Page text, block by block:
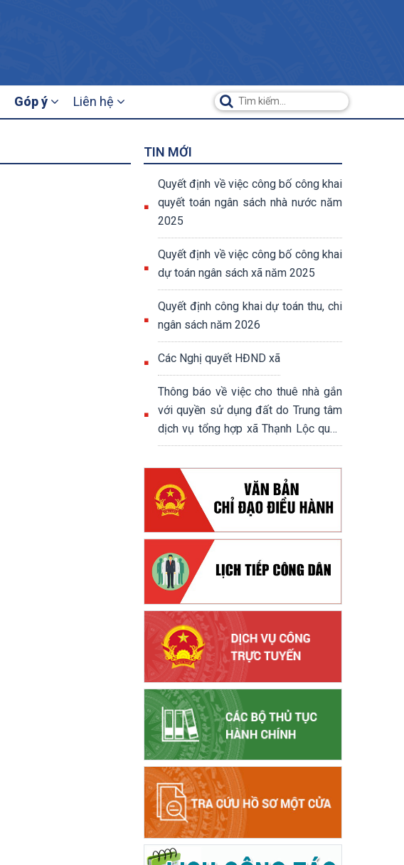
Góp ý Liên hệ
TIN MỚI
Quyết định về việc công bố công khai
quyết toán ngân sách nhà nước năm
2025
Quyết định về việc công bố công khai
dự toán ngân sách xã năm 2025
Quyết định công khai dự toán thu, chi
ngân sách năm 2026
Các Nghị quyết HĐND xã
Thông báo về việc cho thuê nhà gắn
với quyền sử dụng đất do Trung tâm
dịch vụ tổng hợp xã Thạnh Lộc quản
lý, khai thác